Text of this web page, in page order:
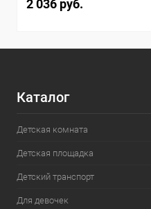
2 036 руб.
Каталог
Детская комната
Детская площадка
Детский транспорт
Для девочек